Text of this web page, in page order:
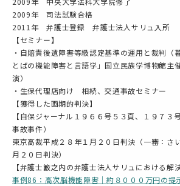
2009年 司法試験合格
2011年 弁護士登録 弁護士法人サリュ入所
【セミナー】
・自賠責後遺障害等級認定基準の運用と裁判（
とばの機能障害と言語学」国立民族学博物館主
演）
・生保代理店向け 相続、交通事故セミナー
【獲得した画期的判決】
【自保ジャーナル１９６６号５３頁、１９７３
事故事件）
東京高裁平成２８年１月２０日判決（一審：さ
月２０日判決）
【弁護士籔之内の弁護士法人サリュにおける解
事例86：高次脳機能障害｜約８０００万円の提